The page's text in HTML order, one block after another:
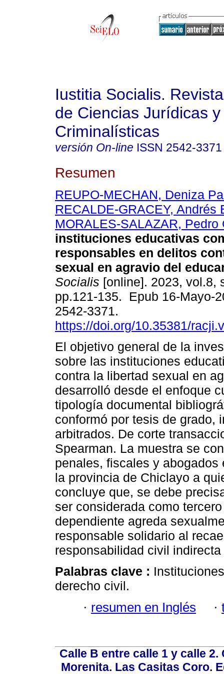
Iustitia Socialis.
de Ciencias Jurídicas y
Criminalísticas
versión On-line ISSN 2542-3371
Resumen
REUPO-MECHAN, Deniza
RECALDE-GRACEY, Andrés
MORALES-SALAZAR, Pedro
instituciones educativas
responsables en delitos
sexual en agravio del
Socialis [online]. 2023, vol.8,
pp.121-135. Epub 16-Mayo-
2542-3371.
https://doi.org/10.35381/
El objetivo general de la
sobre las instituciones
contra la libertad sexual en
desarrolló desde el enfoque
tipología documental
conformó por tesis de grado,
arbitrados. De corte
Spearman. La muestra se
penales, fiscales y
la provincia de Chiclayo a
concluye que, se debe
ser considerada como
dependiente agreda
responsable solidario al
responsabilidad civil
Palabras clave :
derecho civil.
· resumen en Inglés ·
Calle B entre calle 1 y calle
Morenita. Las Casitas Coro.